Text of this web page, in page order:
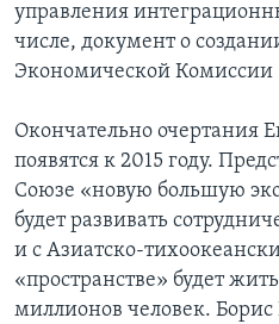
управления
числе, документ о
Экономической Комиссии
Окончательно очертания
появятся к 2015 году.
Союзе «новую большую
будет развивать
и с Азиатско-
«пространстве» будет
миллионов человек. Борис